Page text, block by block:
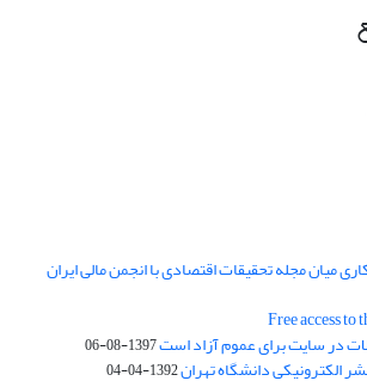
میان مجله تحقیقات اقتصادی با انجمن مالی ایران
Free access to
در سایت برای عموم آزاد است1397-08-06
الکترونیکی دانشگاه تهران1392-04-04